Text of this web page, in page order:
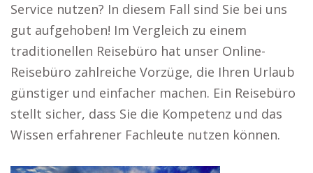
Service nutzen? In diesem Fall sind Sie bei uns
gut aufgehoben! Im Vergleich zu einem
traditionellen Reisebüro hat unser Online-
Reisebüro zahlreiche Vorzüge, die Ihren Urlaub
günstiger und einfacher machen. Ein Reisebüro
stellt sicher, dass Sie die Kompetenz und das
Wissen erfahrener Fachleute nutzen können.